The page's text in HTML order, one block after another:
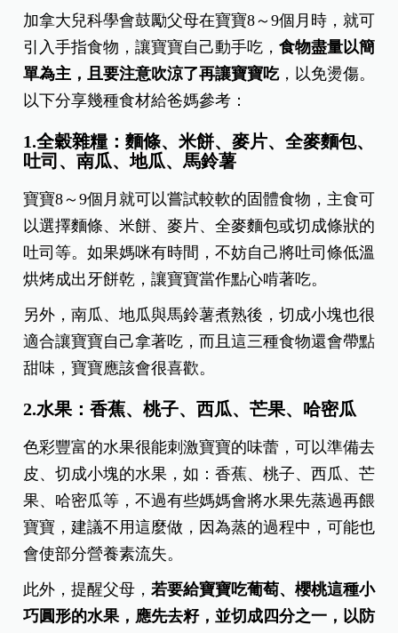
加拿大兒科學會鼓勵父母在寶寶8～9個月時，就可
引入手指食物，讓寶寶自己動手吃，食物盡量以簡
單為主，且要注意吹涼了再讓寶寶吃，以免燙傷。
以下分享幾種食材給爸媽參考：
1.全穀雜糧：麵條、米餅、麥片、全麥麵包、
吐司、南瓜、地瓜、馬鈴薯
寶寶8～9個月就可以嘗試較軟的固體食物，主食可
以選擇麵條、米餅、麥片、全麥麵包或切成條狀的
吐司等。如果媽咪有時間，不妨自己將吐司條低溫
烘烤成出牙餅乾，讓寶寶當作點心啃著吃。
另外，南瓜、地瓜與馬鈴薯煮熟後，切成小塊也很
適合讓寶寶自己拿著吃，而且這三種食物還會帶點
甜味，寶寶應該會很喜歡。
2.水果：香蕉、桃子、西瓜、芒果、哈密瓜
色彩豐富的水果很能刺激寶寶的味蕾，可以準備去
皮、切成小塊的水果，如：香蕉、桃子、西瓜、芒
果、哈密瓜等，不過有些媽媽會將水果先蒸過再餵
寶寶，建議不用這麼做，因為蒸的過程中，可能也
會使部分營養素流失。
此外，提醒父母，若要給寶寶吃葡萄、櫻桃這種小
巧圓形的水果，應先去籽，並切成四分之一，以防